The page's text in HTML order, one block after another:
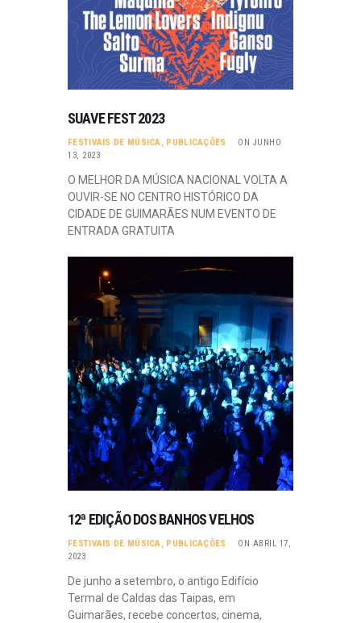
SUAVE FEST 2023
FESTIVAIS DE MÚSICA, PUBLICAÇÕES
ON JUNHO
13, 2023
O MELHOR DA MÚSICA NACIONAL VOLTA A
OUVIR-SE NO CENTRO HISTÓRICO DA
CIDADE DE GUIMARÃES NUM EVENTO DE
ENTRADA GRATUITA
12ª EDIÇÃO DOS BANHOS VELHOS
FESTIVAIS DE MÚSICA, PUBLICAÇÕES
ON ABRIL 17,
2023
De junho a setembro, o antigo Edifício
Termal de Caldas das Taipas, em
Guimarães, recebe concertos, cinema,